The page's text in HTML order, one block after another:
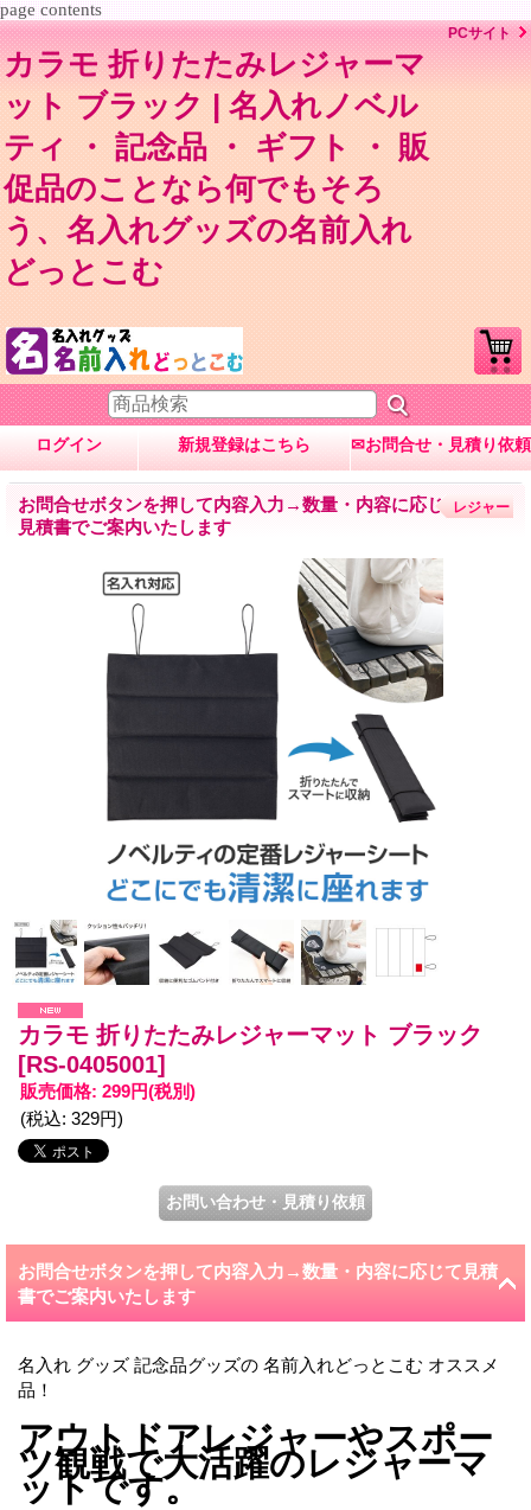
page contents
カラモ 折りたたみレジャーマ
ット ブラック | 名入れノベル
ティ ・ 記念品 ・ ギフト ・ 販
促品のことなら何でもそろ
う、名入れグッズの名前入れ
どっとこむ
PCサイト
ログイン 新規登録はこちら ✉お問合せ・見積り依頼
お問合せボタンを押して内容入力→数量・内容に応じて
見積書でご案内いたします
レジャー
カラモ 折りたたみレジャーマット ブラック
[RS-0405001]
販売価格: 299円(税別)
(税込: 329円)
お問合せボタンを押して内容入力→数量・内容に応じて見積
書でご案内いたします
名入れ グッズ 記念品グッズの 名前入れどっとこむ オススメ
品！
アウトドアレジャーやスポー
ツ観戦で大活躍のレジャーマ
ットです。